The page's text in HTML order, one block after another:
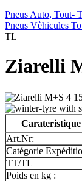
Pneus Auto, Tout-
Pneus Vèhicules
TL
Ziarelli
Art.Nr:
Catégorie
TT/TL
Poids en kg :